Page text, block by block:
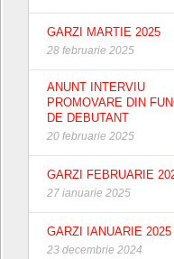
GARZI MARTIE 2025
28 februarie 2025
ANUNT INTERVIU
PROMOVARE DIN
DE DEBUTANT
20 februarie 2025
GARZI FEBRUARIE
27 ianuarie 2025
GARZI IANUARIE 2025
23 decembrie 2024